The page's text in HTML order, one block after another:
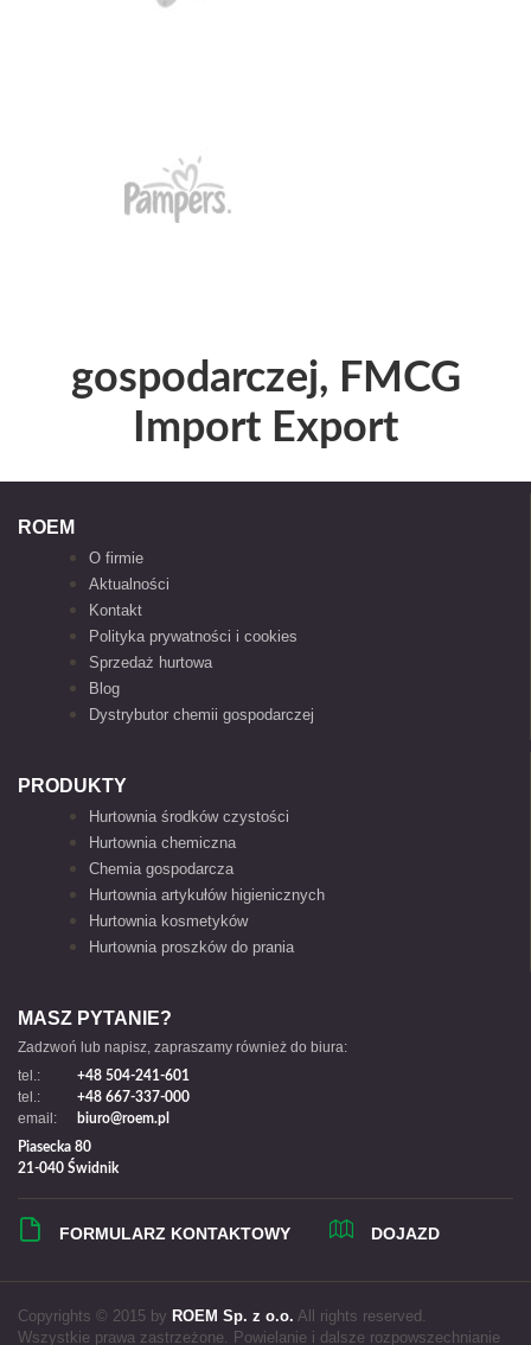
gospodarczej, FMCG
Import Export
ROEM
O firmie
Aktualności
Kontakt
Polityka prywatności i cookies
Sprzedaż hurtowa
Blog
Dystrybutor chemii gospodarczej
PRODUKTY
Hurtownia środków czystości
Hurtownia chemiczna
Chemia gospodarcza
Hurtownia artykułów higienicznych
Hurtownia kosmetyków
Hurtownia proszków do prania
MASZ PYTANIE?
Zadzwoń lub napisz, zapraszamy również do biura:
tel.:
+48 504-241-601
tel.: +48 667-337-000
email:
biuro@roem.pl
Piasecka 80
21-040 Świdnik
FORMULARZ KONTAKTOWY DOJAZD
Copyrights © 2015 by ROEM Sp. z o.o. All rights reserved.
Wszystkie prawa zastrzeżone. Powielanie i dalsze rozpowszechnianie